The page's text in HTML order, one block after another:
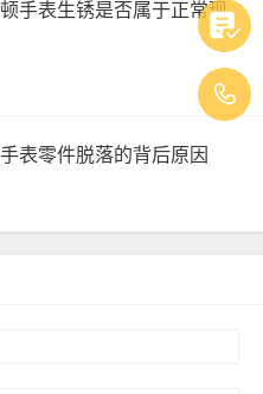
手表生锈是否属于正常现
表零件脱落的背后原因